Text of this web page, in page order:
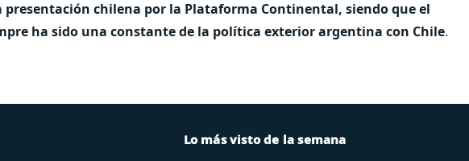
presentación chilena por la Plataforma Continental, siendo que el
ha sido una constante de la política exterior argentina con Chile.
Lo más visto de la semana